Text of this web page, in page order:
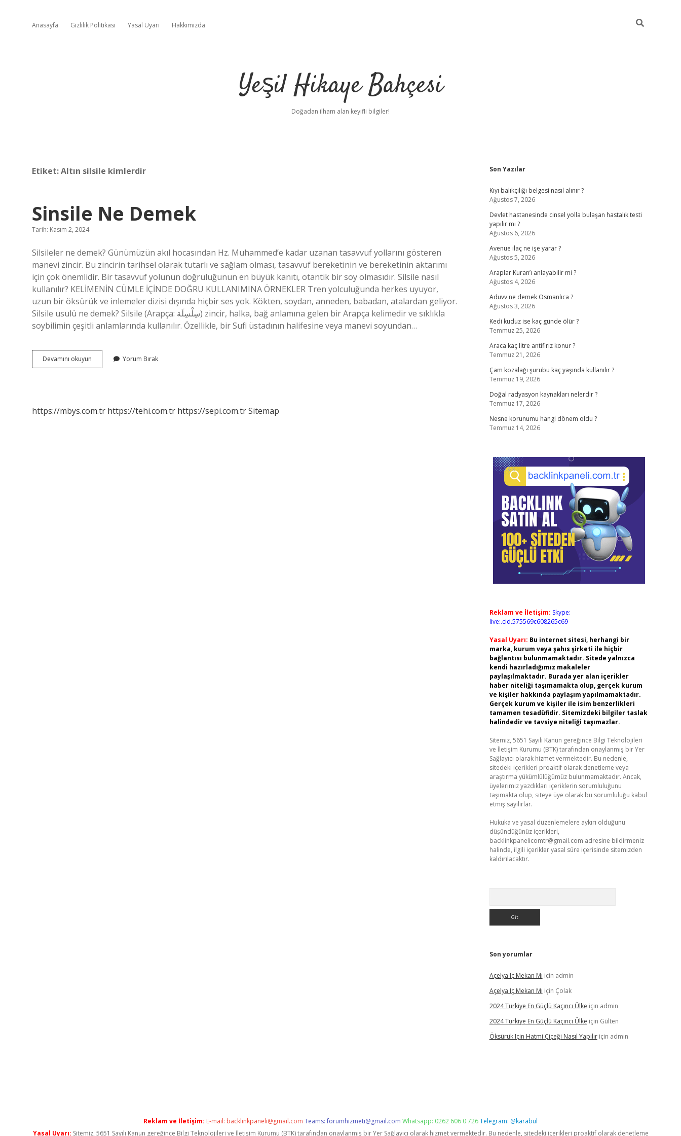
Anasayfa Gizlilik Politikası Yasal Uyarı Hakkımızda
Yeşil Hikaye Bahçesi
Doğadan ilham alan keyifli bilgiler!
Etiket:Altın silsile kimlerdir
Sinsile Ne Demek
Tarih: Kasım 2, 2024
Silsileler ne demek? Günümüzün akıl hocasından Hz. Muhammed’e kadar uzanan tasavvuf yollarını gösteren
manevi zincir. Bu zincirin tarihsel olarak tutarlı ve sağlam olması, tasavvuf bereketinin ve bereketinin aktarımı
için çok önemlidir. Bir tasavvuf yolunun doğruluğunun en büyük kanıtı, otantik bir soy olmasıdır. Silsile nasıl
kullanılır? KELİMENİN CÜMLE İÇİNDE DOĞRU KULLANIMINA ÖRNEKLER Tren yolculuğunda herkes uyuyor,
uzun bir öksürük ve inlemeler dizisi dışında hiçbir ses yok. Kökten, soydan, anneden, babadan, atalardan geliyor.
Silsile usulü ne demek? Silsile (Arapça: سِلْسِلَة) ​​​​​​​​zincir, halka, bağ anlamına gelen bir Arapça kelimedir ve sıklıkla
soybilimin çeşitli anlamlarında kullanılır. Özellikle, bir Sufi üstadının halifesine veya manevi soyundan…
Devamını okuyun
Ne
Yorum Bırak
https://mbys.com.tr https://tehi.com.tr https://sepi.com.trSitemap
Sidebar
Son Yazılar
Kıyı balıkçılığı belgesi nasıl alınır ?
Ağustos 7, 2026
Devlet hastanesinde cinsel yolla bulaşan hastalık testi
yapılır mı ?
Ağustos 6, 2026
Avenue ilaç ne işe yarar ?
Ağustos 5, 2026
Araplar Kuran’ı anlayabilir mi ?
Ağustos 4, 2026
Aduvv ne demek Osmanlıca ?
Ağustos 3, 2026
Kedi kuduz ise kaç günde ölür ?
Temmuz 25, 2026
Araca kaç litre antifiriz konur ?
Temmuz 21, 2026
Çam kozalağı şurubu kaç yaşında kullanılır ?
Temmuz 19, 2026
Doğal radyasyon kaynakları nelerdir ?
Temmuz 17, 2026
Nesne korunumu hangi dönem oldu ?
Temmuz 14, 2026
Reklam ve İletişim: Skype:
live:.cid.575569c608265c69
Yasal Uyarı: Bu internet sitesi, herhangi bir
marka, kurum veya şahıs şirketi ile hiçbir
bağlantısı bulunmamaktadır. Sitede yalnızca
kendi hazırladığımız makaleler
paylaşılmaktadır. Burada yer alan içerikler
haber niteliği taşımamakta olup, gerçek kurum
ve kişiler hakkında paylaşım yapılmamaktadır.
Gerçek kurum ve kişiler ile isim benzerlikleri
tamamen tesadüfidir. Sitemizdeki bilgiler taslak
halindedir ve tavsiye niteliği taşımazlar.
Sitemiz, 5651 Sayılı Kanun gereğince Bilgi Teknolojileri
ve İletişim Kurumu (BTK) tarafından onaylanmış bir Yer
Sağlayıcı olarak hizmet vermektedir. Bu nedenle,
sitedeki içerikleri proaktif olarak denetleme veya
araştırma yükümlülüğümüz bulunmamaktadır. Ancak,
üyelerimiz yazdıkları içeriklerin sorumluluğunu
taşımakta olup, siteye üye olarak bu sorumluluğu kabul
etmiş sayılırlar.
Hukuka ve yasal düzenlemelere aykırı olduğunu
düşündüğünüz içerikleri,
backlinkpanelicomtr@gmail.com adresine bildirmeniz
halinde, ilgili içerikler yasal süre içerisinde sitemizden
kaldırılacaktır.
Son yorumlar
Açelya Iç Mekan Mı için admin
Açelya Iç Mekan Mı için Çolak
2024 Türkiye En Güçlü Kaçıncı Ülke için admin
2024 Türkiye En Güçlü Kaçıncı Ülke için Gülten
Öksürük Için Hatmi Çiçeği Nasıl Yapılıriçin admin
Reklam ve İletişim: E-mail: backlinkpaneli@gmail.com Teams:forumhizmeti@gmail.com Whatsapp: 0262 606 0 726Telegram: @karabul
Yasal Uyarı: Sitemiz, 5651 Sayılı Kanun gereğince Bilgi Teknolojileri ve İletişim Kurumu (BTK) tarafından onaylanmış bir Yer Sağlayıcı olarak hizmet vermektedir. Bu nedenle, sitedeki içerikleri proaktif olarak denetleme